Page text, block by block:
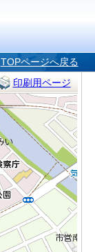
TOPページへ戻る
印刷用ページ